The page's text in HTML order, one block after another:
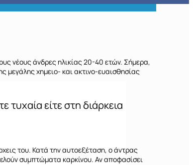
νέους άνδρες ηλικίας 20-40 ετών. Σήμερα,
μεγάλης χημειο- και ακτινο-ευαισθησίας
τυχαία είτε στη διάρκεια
του. Κατά την αυτοεξέταση, ο άντρας
συμπτώματα καρκίνου. Αν αποφασίσει